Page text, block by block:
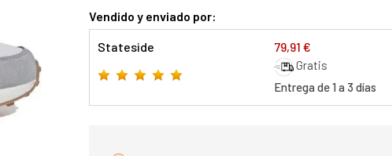
Vendido y enviado por:
Stateside 79,91 €
Gratis
Entrega de 1 a 3 días